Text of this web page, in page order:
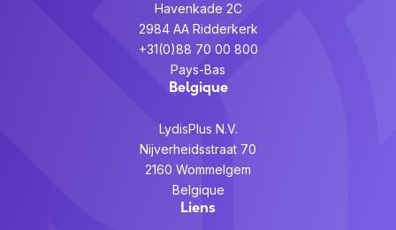
Havenkade 2C
2984 AA Ridderkerk
+31(0)88 70 00 800
Pays-Bas
Belgique
LydisPlus N.V.
Nijverheidsstraat 70
2160 Wommelgem
Belgique
Liens